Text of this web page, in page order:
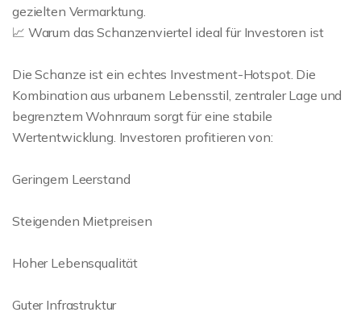
gezielten Vermarktung.
📈 Warum das Schanzenviertel ideal für Investoren ist
Die Schanze ist ein echtes Investment-Hotspot. Die
Kombination aus urbanem Lebensstil, zentraler Lage und
begrenztem Wohnraum sorgt für eine stabile
Wertentwicklung. Investoren profitieren von:
Geringem Leerstand
Steigenden Mietpreisen
Hoher Lebensqualität
Guter Infrastruktur